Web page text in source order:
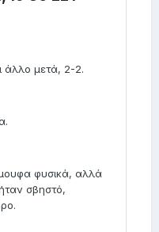
άλλο μετά, 2-2.
μουφα φυσικά, αλλά
σβηστό,